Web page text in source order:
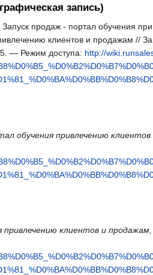
запись)
продаж - портал обучения
клиентов и продажам //
— Режим доступа: http://
обучения привлечению клиентов
клиентов и продажам,